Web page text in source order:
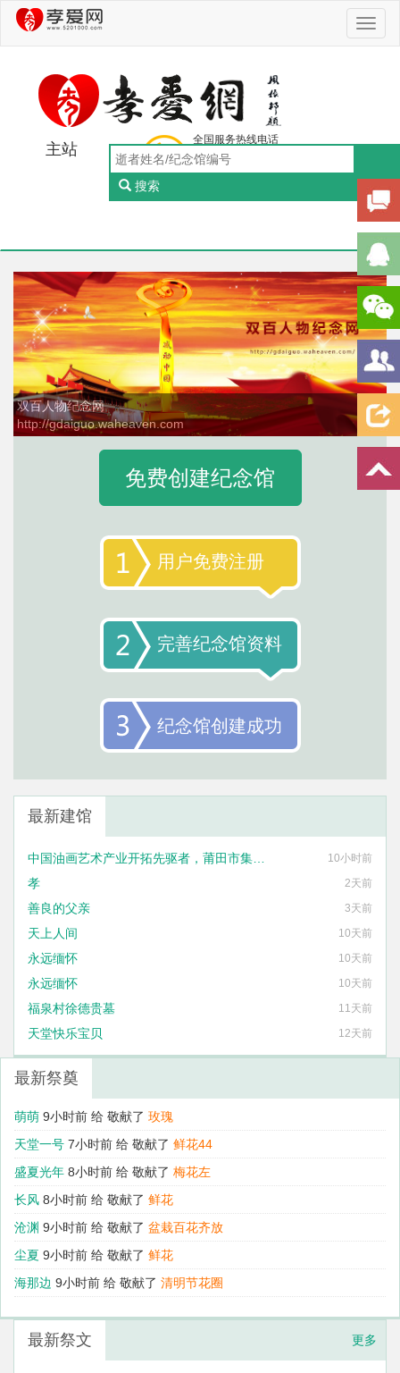
主站
搜索
全国服务热线电话
0756-5505888
工作日：9:00-18:00（周一至周五）
2 / 4
双百人物纪念网
http://gdaiguo.waheaven.com
免费创建纪念馆
用户免费注册
完善纪念馆资料
纪念馆创建成功
最新建馆
10小时前
孝 2天前
善良的父亲 3天前
天上人间 10天前
永远缅怀 10天前
永远缅怀 10天前
福泉村徐德贵墓 11天前
天堂快乐宝贝 12天前
最新祭奠
萌萌 9小时前 给 敬献了 玫瑰
天堂一号 7小时前 给 敬献了 鲜花44
盛夏光年 8小时前 给 敬献了 梅花左
长风 8小时前 给 敬献了 鲜花
沧渊 9小时前 给 敬献了 盆栽百花齐放
尘夏 9小时前 给 敬献了 鲜花
海那边 9小时前 给 敬献了 清明节花圈
最新祭文 更多